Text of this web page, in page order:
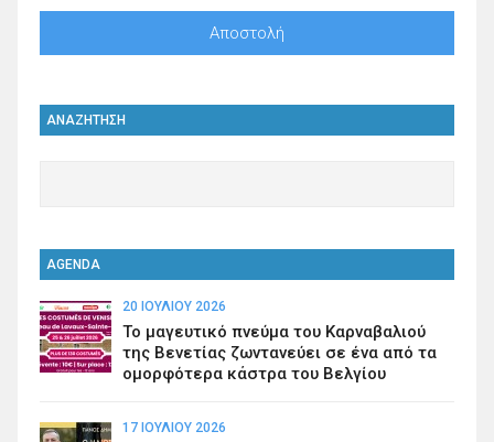
ΑΝΑΖΗΤΗΣΗ
AGENDA
20 ΙΟΥΛΊΟΥ 2026
Το μαγευτικό πνεύμα του Καρναβαλιού
της Βενετίας ζωντανεύει σε ένα από τα
ομορφότερα κάστρα του Βελγίου
17 ΙΟΥΛΊΟΥ 2026